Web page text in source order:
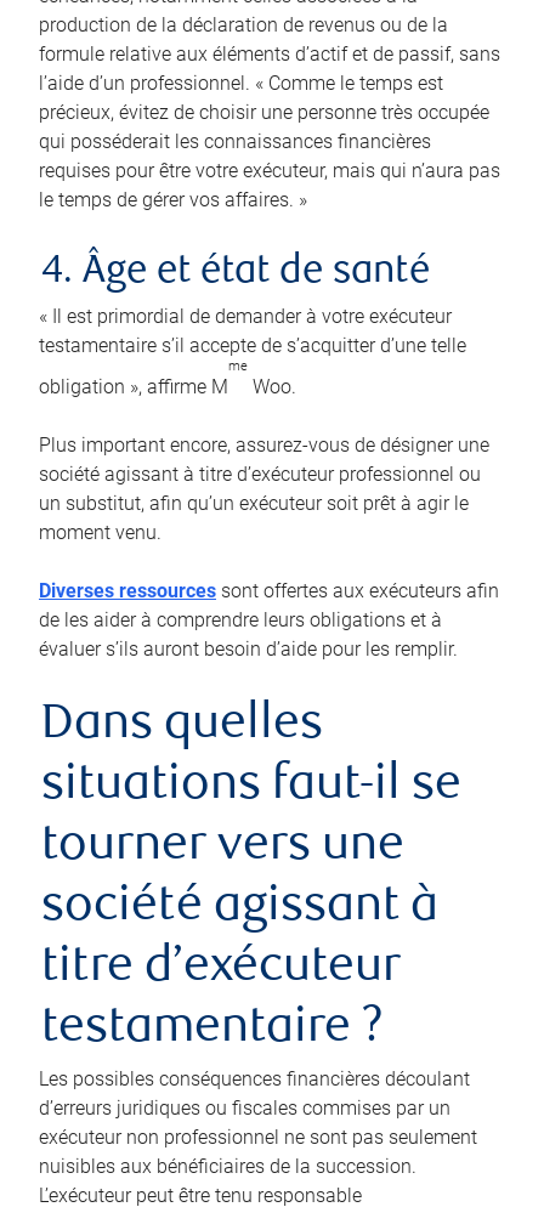
production de la déclaration de revenus ou de la
formule relative aux éléments d’actif et de passif, sans
l’aide d’un professionnel. « Comme le temps est
précieux, évitez de choisir une personne très occupée
qui posséderait les connaissances financières
requises pour être votre exécuteur, mais qui n’aura pas
le temps de gérer vos affaires. »
4. Âge et état de santé
« Il est primordial de demander à votre exécuteur
testamentaire s’il accepte de s’acquitter d’une telle
obligation », affirme M
me
Woo.
Plus important encore, assurez-vous de désigner une
société agissant à titre d’exécuteur professionnel ou
un substitut, afin qu’un exécuteur soit prêt à agir le
moment venu.
Diverses ressources sont offertes aux exécuteurs afin
de les aider à comprendre leurs obligations et à
évaluer s’ils auront besoin d’aide pour les remplir.
Dans quelles
situations faut-il se
tourner vers une
société agissant à
titre d’exécuteur
testamentaire ?
Les possibles conséquences financières découlant
d’erreurs juridiques ou fiscales commises par un
exécuteur non professionnel ne sont pas seulement
nuisibles aux bénéficiaires de la succession.
L’exécuteur peut être tenu responsable